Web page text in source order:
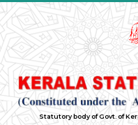
Statutory body of Govt. of